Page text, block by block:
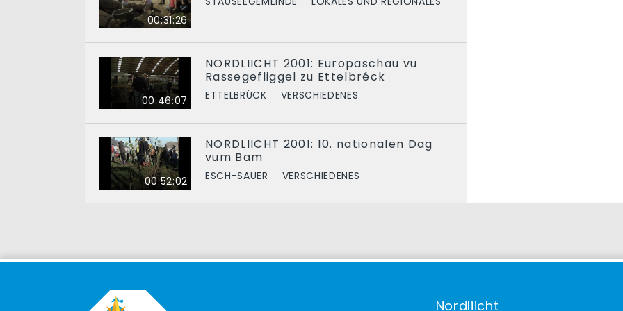
00:31:26
00:46:07
NORDLIICHT 2001: Europaschau vu
Rassegefliggel zu Ettelbréck
ETTELBRÜCK VERSCHIEDENES
00:52:02
NORDLIICHT 2001: 10. nationalen Dag
vum Bam
ESCH-SAUER VERSCHIEDENES
Nordliicht